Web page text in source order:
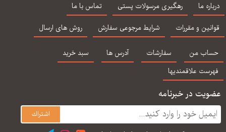
ما رهگیری مرسولات پستی
تماس با ما
و مقررات
شرایط مرجوعی سفارش روش های ارسال
من سفارشات آدرس ها
سبد خرید
علاقمندیها
در خبرنامه